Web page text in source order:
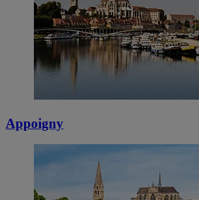
Appoigny